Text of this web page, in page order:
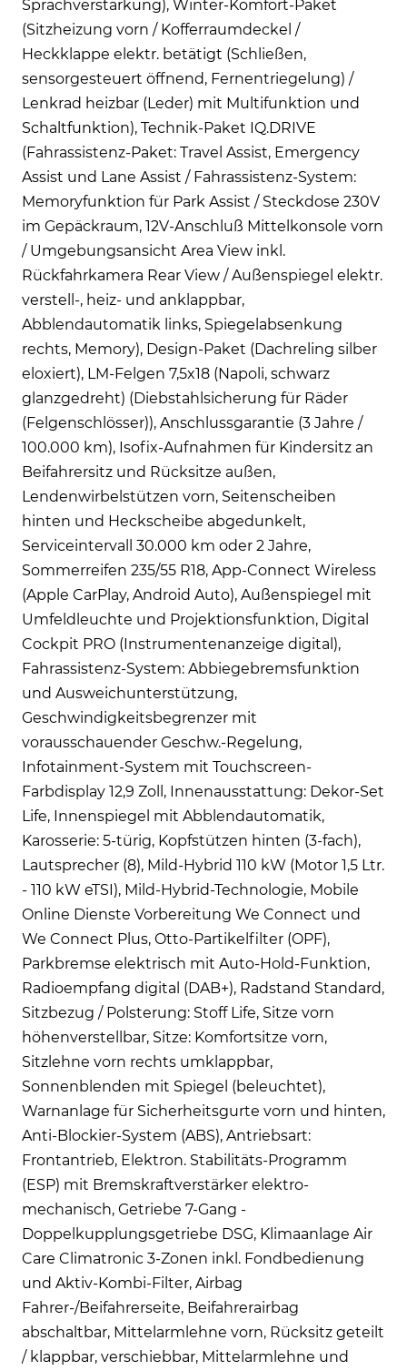
Sprachverstärkung), Winter-Komfort-Paket
(Sitzheizung vorn / Kofferraumdeckel /
Heckklappe elektr. betätigt (Schließen,
sensorgesteuert öffnend, Fernentriegelung) /
Lenkrad heizbar (Leder) mit Multifunktion und
Schaltfunktion), Technik-Paket IQ.DRIVE
(Fahrassistenz-Paket: Travel Assist, Emergency
Assist und Lane Assist / Fahrassistenz-System:
Memoryfunktion für Park Assist / Steckdose 230V
im Gepäckraum, 12V-Anschluß Mittelkonsole vorn
/ Umgebungsansicht Area View inkl.
Rückfahrkamera Rear View / Außenspiegel elektr.
verstell-, heiz- und anklappbar,
Abblendautomatik links, Spiegelabsenkung
rechts, Memory), Design-Paket (Dachreling silber
eloxiert), LM-Felgen 7,5x18 (Napoli, schwarz
glanzgedreht) (Diebstahlsicherung für Räder
(Felgenschlösser)), Anschlussgarantie (3 Jahre /
100.000 km), Isofix-Aufnahmen für Kindersitz an
Beifahrersitz und Rücksitze außen,
Lendenwirbelstützen vorn, Seitenscheiben
hinten und Heckscheibe abgedunkelt,
Serviceintervall 30.000 km oder 2 Jahre,
Sommerreifen 235/55 R18, App-Connect Wireless
(Apple CarPlay, Android Auto), Außenspiegel mit
Umfeldleuchte und Projektionsfunktion, Digital
Cockpit PRO (Instrumentenanzeige digital),
Fahrassistenz-System: Abbiegebremsfunktion
und Ausweichunterstützung,
Geschwindigkeitsbegrenzer mit
vorausschauender Geschw.-Regelung,
Infotainment-System mit Touchscreen-
Farbdisplay 12,9 Zoll, Innenausstattung: Dekor-Set
Life, Innenspiegel mit Abblendautomatik,
Karosserie: 5-türig, Kopfstützen hinten (3-fach),
Lautsprecher (8), Mild-Hybrid 110 kW (Motor 1,5 Ltr.
- 110 kW eTSI), Mild-Hybrid-Technologie, Mobile
Online Dienste Vorbereitung We Connect und
We Connect Plus, Otto-Partikelfilter (OPF),
Parkbremse elektrisch mit Auto-Hold-Funktion,
Radioempfang digital (DAB+), Radstand Standard,
Sitzbezug / Polsterung: Stoff Life, Sitze vorn
höhenverstellbar, Sitze: Komfortsitze vorn,
Sitzlehne vorn rechts umklappbar,
Sonnenblenden mit Spiegel (beleuchtet),
Warnanlage für Sicherheitsgurte vorn und hinten,
Anti-Blockier-System (ABS), Antriebsart:
Frontantrieb, Elektron. Stabilitäts-Programm
(ESP) mit Bremskraftverstärker elektro-
mechanisch, Getriebe 7-Gang -
Doppelkupplungsgetriebe DSG, Klimaanlage Air
Care Climatronic 3-Zonen inkl. Fondbedienung
und Aktiv-Kombi-Filter, Airbag
Fahrer-/Beifahrerseite, Beifahrerairbag
abschaltbar, Mittelarmlehne vorn, Rücksitz geteilt
/ klappbar, verschiebbar, Mittelarmlehne und